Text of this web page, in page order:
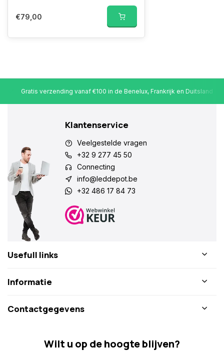
€79,00
Gratis verzending vanaf €100 in de Benelux, Frankrijk en Duitsland
Klantenservice
Veelgestelde vragen
+32 9 277 45 50
Connecting
info@leddepot.be
+32 486 17 84 73
Usefull links
Informatie
Contactgegevens
Wilt u op de hoogte blijven?